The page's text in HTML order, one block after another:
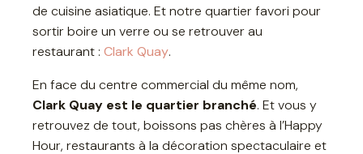
de cuisine asiatique. Et notre quartier favori pour
sortir boire un verre ou se retrouver au
restaurant : Clark Quay.
En face du centre commercial du même nom,
Clark Quay est le quartier branché. Et vous y
retrouvez de tout, boissons pas chères à l’Happy
Hour, restaurants à la décoration spectaculaire et